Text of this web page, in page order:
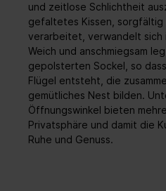
und zeitlose Schlichtheit
gefaltetes Kissen,
verarbeitet, verwandelt sich
Weich und anschmiegsam
gepolsterten Sockel, so
Flügel entsteht, die
gemütliches Nest bilden.
Öffnungswinkel bieten
Privatsphäre und damit die
Ruhe und Genuss.